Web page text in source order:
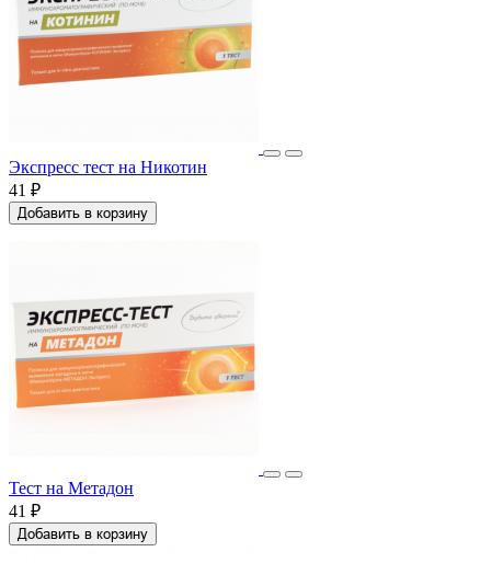
Экспресс тест на Никотин
41 ₽
Добавить в корзину
Тест на Метадон
41 ₽
Добавить в корзину